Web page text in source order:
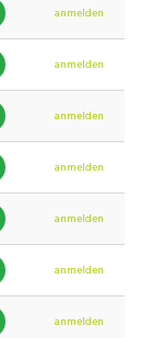
anmelden
anmelden
anmelden
anmelden
anmelden
anmelden
anmelden